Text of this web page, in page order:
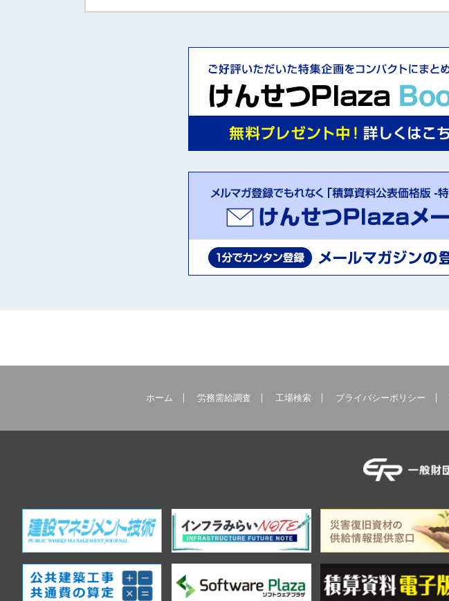
ホーム 労務需給調査 工場検索 プライバシーポリシー